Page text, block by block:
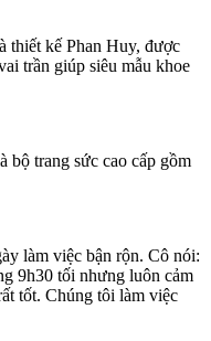
thiết kế Phan Huy, được
trần giúp siêu mẫu khoe
bộ trang sức cao cấp gồm
làm việc bận rộn. Cô nói:
9h30 tối nhưng luôn cảm
tốt. Chúng tôi làm việc